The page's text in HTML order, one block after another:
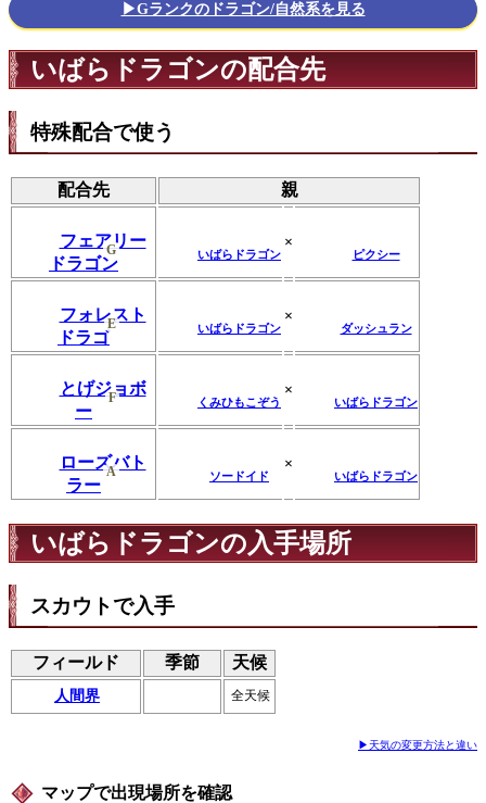
▶Gランクのドラゴン/自然系を見る
いばらドラゴンの配合先
特殊配合で使う
配合先 親
フェアリー
ドラゴン
G いばらドラゴン
×
ピクシー
フォレスト
ドラゴ
E いばらドラゴン
×
ダッシュラン
とげジョボ
ー
F くみひもこぞう
×
いばらドラゴン
ローズバト
ラー
A ソードイド
×
いばらドラゴン
いばらドラゴンの入手場所
スカウトで入手
フィールド 季節 天候
人間界 全天候
▶天気の変更方法と違い
マップで出現場所を確認